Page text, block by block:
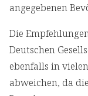
angegebenen
Die
Deutschen
ebenfalls in
abweichen, da